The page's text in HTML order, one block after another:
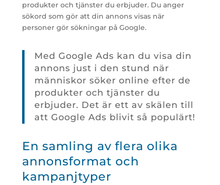
produkter och tjänster du erbjuder. Du anger
sökord som gör att din annons visas när
personer gör sökningar på Google.
Med Google Ads kan du visa din
annons just i den stund när
människor söker online efter de
produkter och tjänster du
erbjuder. Det är ett av skälen till
att Google Ads blivit så populärt!
En samling av flera olika
annonsformat och
kampanjtyper